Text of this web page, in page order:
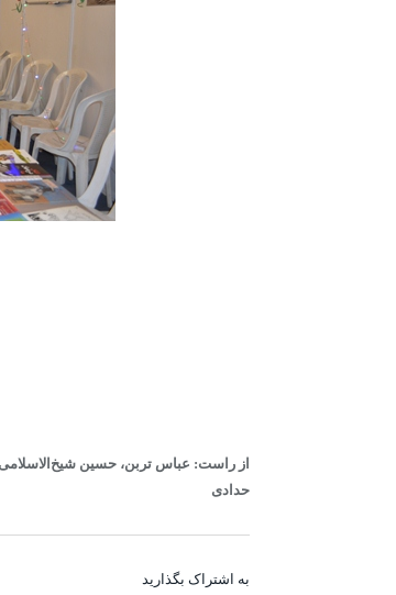
از راست: عباس تربن، حسین
حدادی
به اشتراک بگذارید